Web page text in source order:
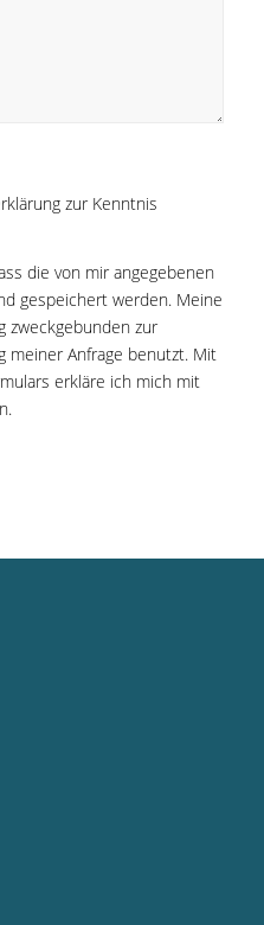
zur Kenntnis
die von mir angegebenen
gespeichert werden. Meine
zweckgebunden zur
meiner Anfrage benutzt. Mit
erkläre ich mich mit